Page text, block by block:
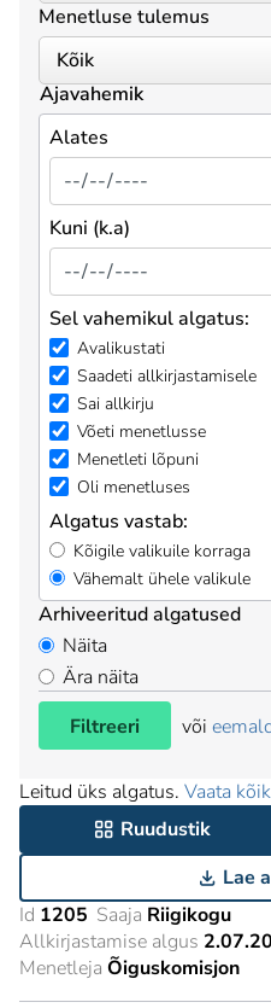
Menetluse tulemus
Ajavahemik
Alates
Kuni (k.a)
Sel vahemikul algatus:
Avalikustati
Saadeti allkirjastamisele
Sai allkirju
Võeti menetlusse
Menetleti lõpuni
Oli menetluses
Algatus vastab:
Kõigile valikuile korraga
Vähemalt ühele valikule
Arhiveeritud algatused
Näita
Ära näita
Filtreeri
või
Leitud üks algatus. Vaata
Ruudustik
Lae
Id 1205 Saaja Riigikogu
Allkirjastamise algus
Menetleja Õiguskomisjon